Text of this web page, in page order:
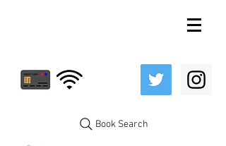
Book Search